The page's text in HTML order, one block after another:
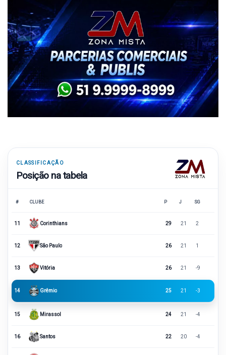
CLASSIFICAÇÃO
Posição na tabela
# CLUBE P J SG
11 Corinthians 29 21 2
12 São Paulo 26 21 1
13 Vitória 26 21 -9
14 Grêmio 25 21 -3
15 Mirassol 24 21 -4
16 Santos 22 20 -4